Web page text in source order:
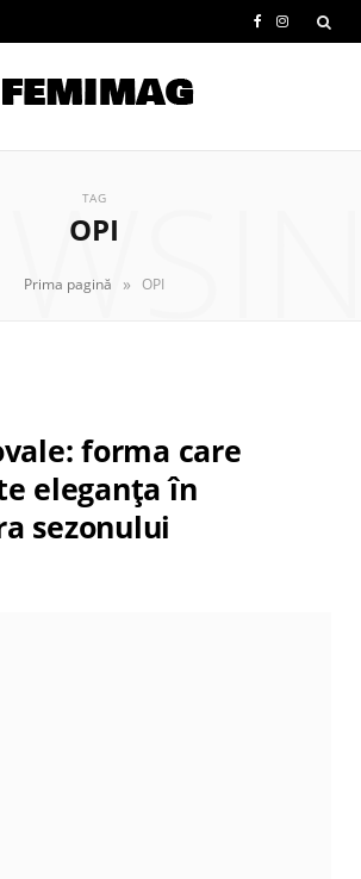
e
I
t
TAG
OPI
Prima pagină » OPI
forma care
eleganța în
sezonului